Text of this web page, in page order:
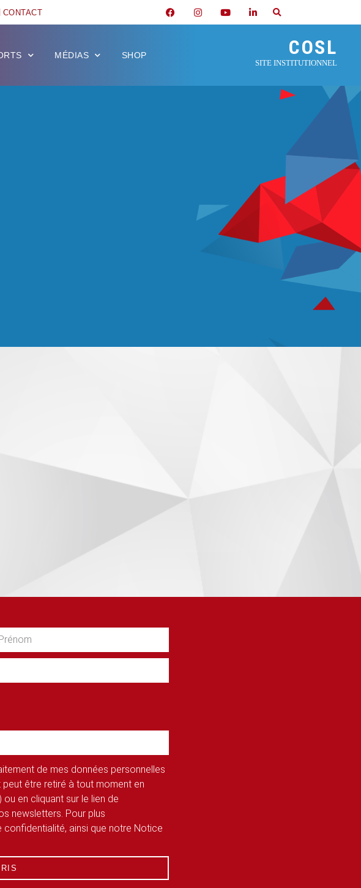
CONTACT
MÉDIAS SHOP COSL
SITE INSTITUTIONNEL
de mes données personnelles
être retiré à tout moment en
en cliquant sur le lien de
newsletters. Pour plus
ainsi que notre Notice